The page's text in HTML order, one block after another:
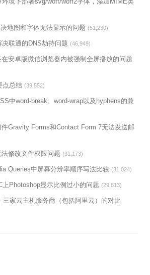
地图和字体无法显示的问题 (51,230)
联通的DNS劫持问题 (46,949)
安卓版微信浏览器内被强制全屏播放的问题
点总结 (39,552)
中word-break、word-wrap以及hyphens的兼
Gravity Forms和Contact Form 7无法发送邮
修改文件权限问题 (31,173)
Queries中屏幕分辨率顺序写法比较 (31,024)
Photoshop显示比例过小的问题 (29,813)
三家云主机服务商（包括阿里云）的对比